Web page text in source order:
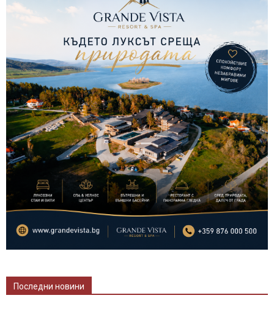
Последни новини